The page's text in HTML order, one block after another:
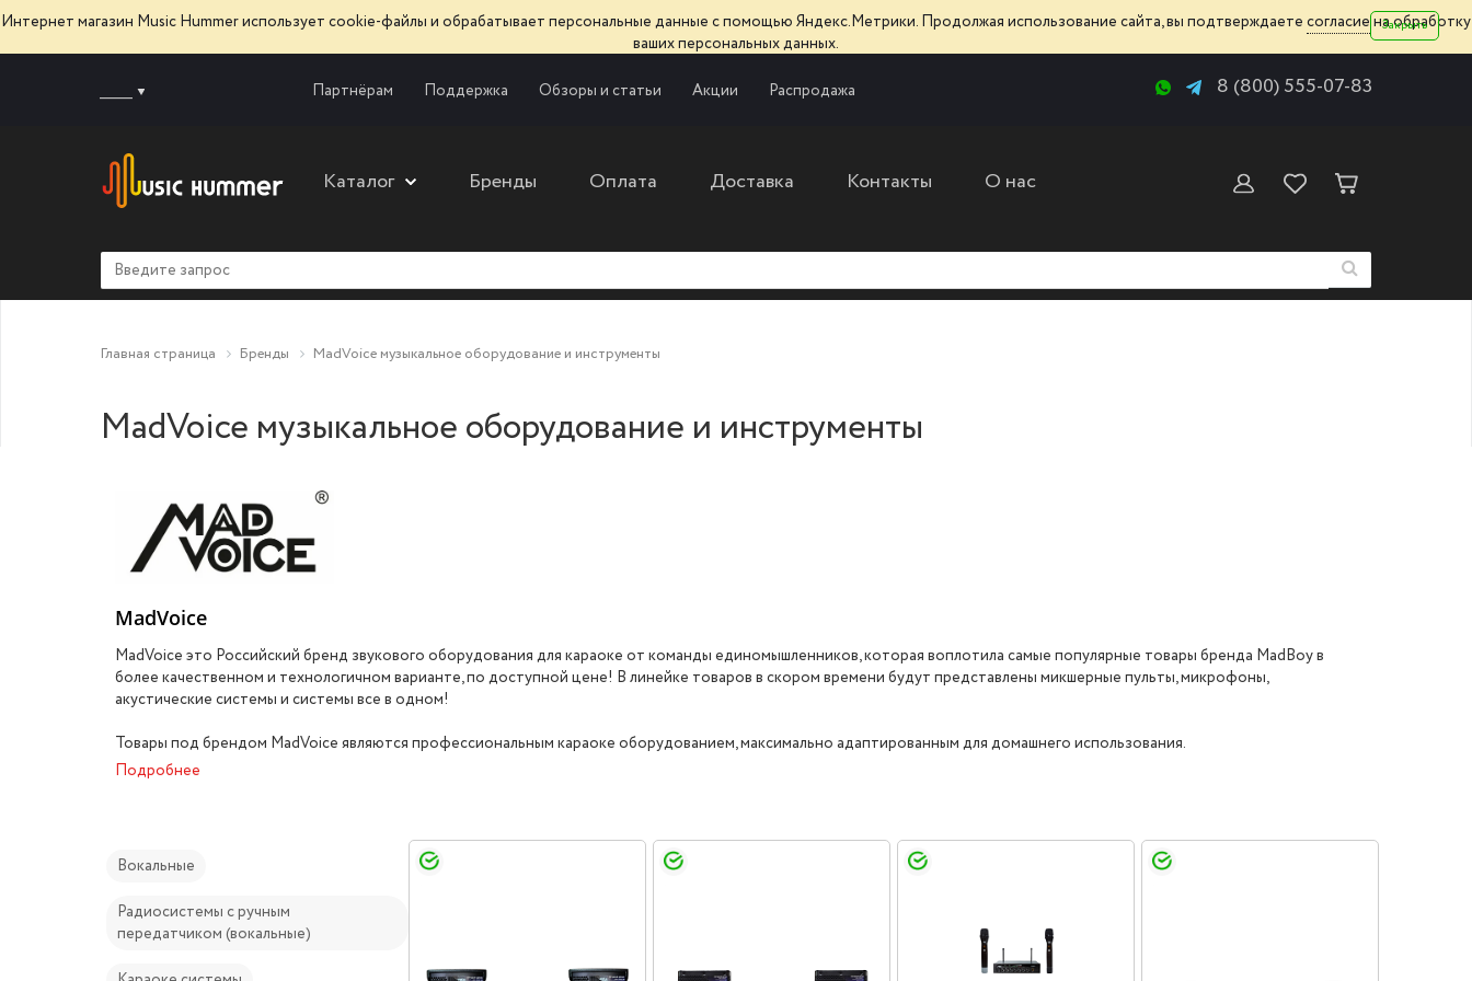
Интернет магазин Music Hummer использует сооkie-файлы и обрабатывает персональные данные с помощью Яндекс.Метрики. Продолжая использование сайта, вы подтверждаете согласиена обработку
ваших персональных данных.
Закрыть
Партнёрам Поддержка Обзоры и статьи Акции Распродажа 8 (800) 555-07-83
Каталог Бренды Оплата Доставка Контакты О нас
Главная страница Бренды MadVoice музыкальное оборудование и инструменты
MadVoice музыкальное оборудование и инструменты
MadVoice
MadVoice это Российский бренд звукового оборудования для караоке от команды единомышленников, которая воплотила самые популярные товары бренда MadBoy в
более качественном и технологичном варианте, по доступной цене! В линейке товаров в скором времени будут представлены микшерные пульты, микрофоны,
акустические системы и системы все в одном!
Товары под брендом MadVoice являются профессиональным караоке оборудованием, максимально адаптированным для домашнего использования.
Подробнее
Вокальные
Радиосистемы с ручным
передатчиком (вокальные)